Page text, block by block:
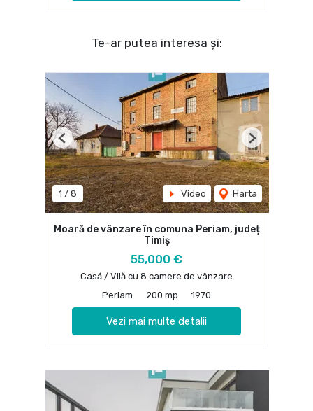
Te-ar putea interesa și:
1 / 8 Video Harta
Previous Next
Moară de vânzare în comuna Periam, județ
Timiș
55,000 €
Casă / Vilă cu 8 camere de vânzare
Periam
200 mp 1970
Vezi mai multe detalii